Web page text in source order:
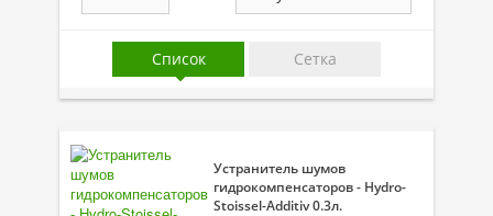
Присадки в масло
Присадки в топливо
Автокосметика
Список Сетка
Устранитель шумов
гидрокомпенсаторов - Hydro-
Stoissel-Additiv 0.3л.